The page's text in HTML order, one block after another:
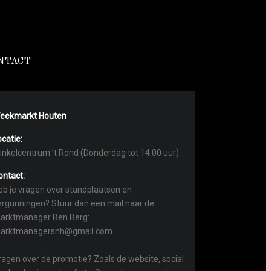
Houten
’t Rond (Donderdag tot 14:00 uur)
je vragen over standplaatsen en
Stuur dan een mail naar de
Ben Berg:
over de promotie? Zoals de website, social